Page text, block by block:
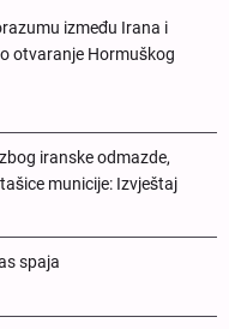
između Irana i
otvaranje Hormuškog
iranske odmazde,
municije: Izvještaj
spaja